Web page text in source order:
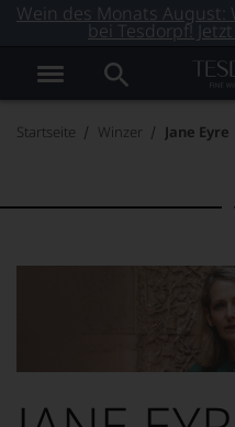
Wein des Monats August:
bei Tesdorpf!
Startseite Winzer Jane Eyre